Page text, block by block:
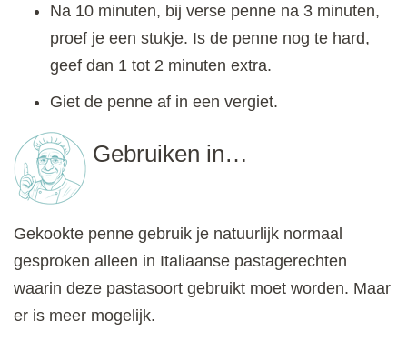
Na 10 minuten, bij verse penne na 3 minuten,
proef je een stukje. Is de penne nog te hard,
geef dan 1 tot 2 minuten extra.
Giet de penne af in een vergiet.
Gebruiken in…
Gekookte penne gebruik je natuurlijk normaal
gesproken alleen in Italiaanse pastagerechten
waarin deze pastasoort gebruikt moet worden. Maar
er is meer mogelijk.